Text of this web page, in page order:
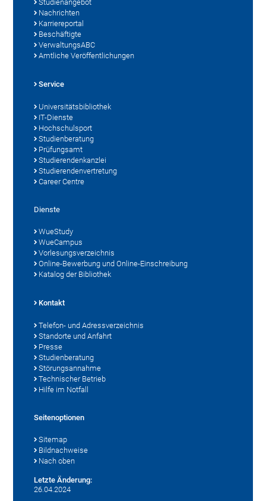
Studienangebot
Nachrichten
Karriereportal
Beschäftigte
VerwaltungsABC
Amtliche Veröffentlichungen
Service
Universitätsbibliothek
IT-Dienste
Hochschulsport
Studienberatung
Prüfungsamt
Studierendenkanzlei
Studierendenvertretung
Career Centre
Dienste
WueStudy
WueCampus
Vorlesungsverzeichnis
Online-Bewerbung und Online-Einschreibung
Katalog der Bibliothek
Kontakt
Telefon- und Adressverzeichnis
Standorte und Anfahrt
Presse
Studienberatung
Störungsannahme
Technischer Betrieb
Hilfe im Notfall
Seitenoptionen
Sitemap
Bildnachweise
Nach oben
Letzte Änderung:
26.04.2024